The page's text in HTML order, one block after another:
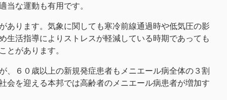
当な運動も有用です。
あります。気象に関しても寒冷前線通過時や低気圧の影
生活指導によりストレスが軽減している時期であっても
とがあります。
、６０歳以上の新規発症患者もメニエール病全体の３割
会を迎える本邦では高齢者のメニエール病患者が増加す